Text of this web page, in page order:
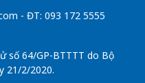
- ĐT: 093 172 5555
số 64/GP-BTTTT do Bộ
21/2/2020.